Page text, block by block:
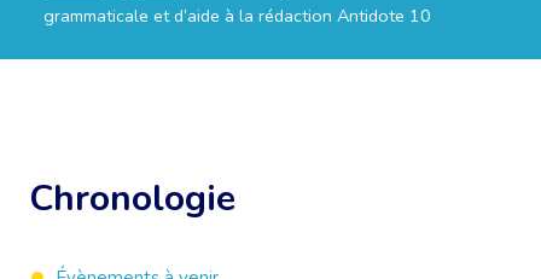
grammaticale et d’aide à la rédaction Antidote 10
Chronologie